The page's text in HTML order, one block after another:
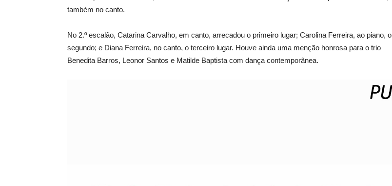
também no canto.
No 2.º escalão, Catarina Carvalho, em canto, arrecadou o primeiro lugar; Carolina Ferreira, ao piano, o
segundo; e Diana Ferreira, no canto, o terceiro lugar. Houve ainda uma menção honrosa para o trio
Benedita Barros, Leonor Santos e Matilde Baptista com dança contemporânea.